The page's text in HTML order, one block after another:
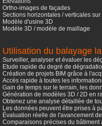
Ortho-images de façades
Sections horizontales / verticales sur
Modèle d'usine 3D
Modèle 3D / modèle de maillage
Utilisation du balayage
Surveiller, analyser et évaluer les
Etude rapide du degré de
Création de projets BIM grâce à
Accès rapide à toutes les
Gain de temps sur le terrain, les
Génération de modèles 3D / 2D en
Obtenez une analyse détaillée de
Les données peuvent être prises à
Évaluation réelle de l'avancement
Comparaisons précises du